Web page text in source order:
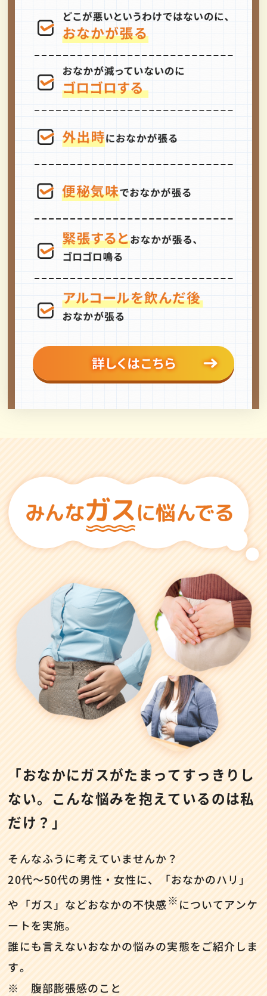
「おなかにガスがたまってすっきりし
ない。
こんな悩みを抱えているのは私
だけ？」
そんなふうに考えていませんか？
20代～50代の男性・女性に、「おなかのハリ」
や「ガス」などおなかの不快感※についてアンケ
ートを実施。
誰にも言えないおなかの悩みの実態をご紹介しま
す。
※ 腹部膨張感のこと